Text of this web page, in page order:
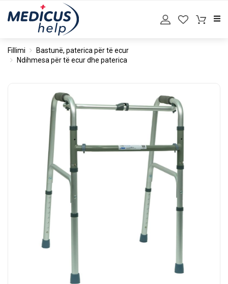
Fillimi
Bastunë, paterica për të ecur
Ndihmesa për të ecur dhe paterica